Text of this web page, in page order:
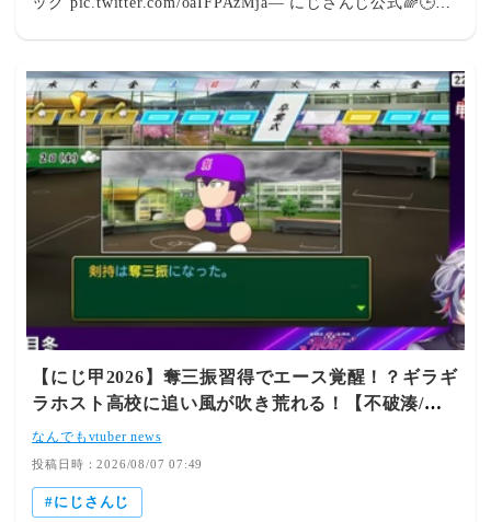
#綺沙良 #珠乃井ナナ #早乙女ベリー #渡会雲雀 #緋八マナ
#伊波ライ #ドーラ #早瀬走#レヴィ3Dライブ_人間燦歌—
にじさんじ公式🌈🕒 (@nijisanji_app) August 6, 2026 待機
所はこちら 2026/08/06(木) 21:34:04.71 ID:96aUw5nk
【にじ甲2026】奪三振習得でエース覚醒！？ギラギ
ラホスト高校に追い風が吹き荒れる！【不破湊/栄
冠ナイン】
なんでもvtuber news
投稿日時：2026/08/07 07:49
にじさんじ